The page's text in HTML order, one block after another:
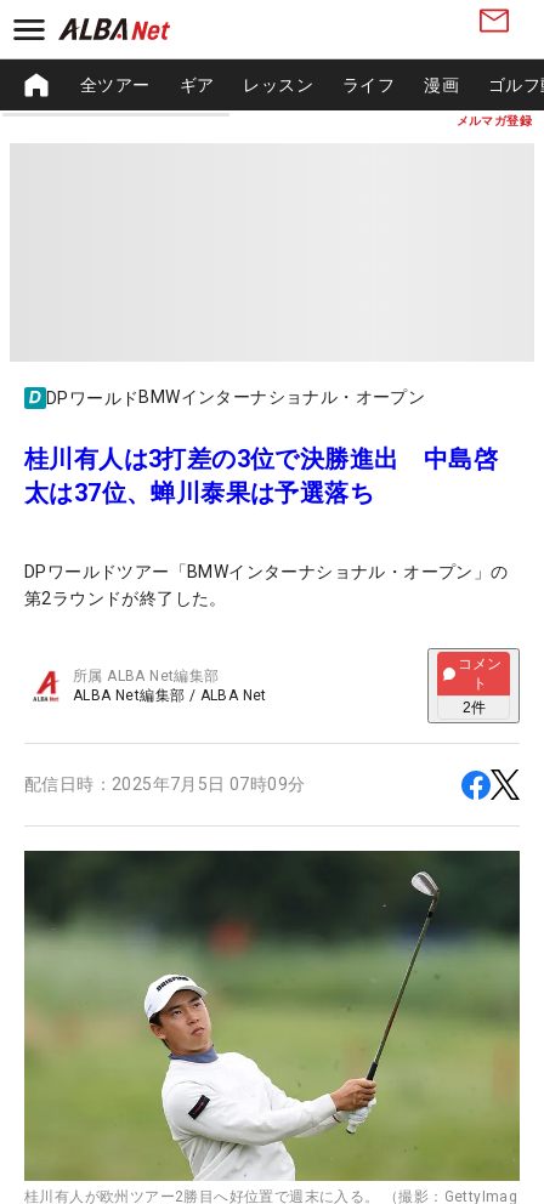
メルマガ登録
全ツアー ギア レッスン ライフ 漫画 ゴル
DPワールド BMWインターナショナル・オープン
桂川有人は3打差の3位で決勝進出 中島啓
太は37位、蝉川泰果は予選落ち
DPワールドツアー「BMWインターナショナル・オープン」の
第2ラウンドが終了した。
所属ALBA Net編集部
ALBA Net編集部 / ALBA Net
コメン
ト
2件
配信日時： 2025年7月5日 07時09分
桂川有人が欧州ツアー2勝目へ好位置で週末に入る。 （撮影：GettyImag